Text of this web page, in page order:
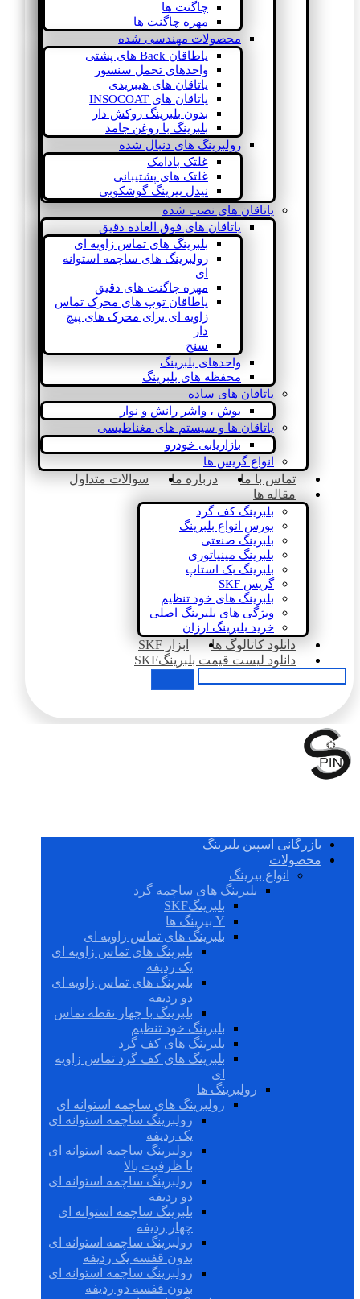
چاگنت ها
مهره چاگنت ها
محصولات مهندسی شده
یاطاقان Back های پشتی
واحدهای تحمل سنسور
یاتاقان های هیبریدی
یاتاقان های INSOCOAT
بدون بلبرینگ روکش دار
بلبرینگ با روغن جامد
رولبرینگ های دنبال شده
غلتک بادامک
غلتک های پشتیبانی
نیدل بیرینگ گوشکوبی
یاتاقان های نصب شده
یاتاقان های فوق العاده دقیق
بلبرینگ های تماس زاویه ای
رولبرینگ های ساچمه استوانه
ای
مهره چاگنت های دقیق
یاطاقان توپ های محرک تماس
زاویه ای برای محرک های پیچ
دار
سنج
واحدهای بلبرینگ
محفظه های بلبرینگ
یاتاقان های ساده
بوش ، واشر رانش و نوار
یاتاقان ها و سیستم های مغناطیسی
بازاریابی خودرو
انواع گریس ها
تماس با ما درباره ما
سوالات متداول
مقاله ها
بلبرینگ کف گرد
بورس انواع بلبرینگ
بلبرینگ صنعتی
بلبرینگ مینیاتوری
بلبرینگ بک استاپ
گریس SKF
بلبرینگ های خود تنظیم
ویژگی های بلبرینگ اصلی
خرید بلبرینگ ارزان
دانلود کاتالوگ ها
ابزار SKF
دانلود لیست قیمت بلبرینگSKF
بازرگانی اسپین بلبرینگ
محصولات
انواع بیرینگ
بلبرینگ های ساچمه گرد
بلبرینگSKF
Y بیرینگ ها
بلبرینگ های تماس زاویه ای
بلبرینگ های تماس زاویه ای
یک ردیفه
بلبرینگ های تماس زاویه ای
دو ردیفه
بلبرینگ با چهار نقطه تماس
بلبرینگ خود تنظیم
بلبرینگ های کف گرد
بلبرینگ های کف گرد تماس زاویه
ای
رولبرینگ ها
رولبرینگ های ساچمه استوانه ای
رولبرینگ ساچمه استوانه ای
یک ردیفه
رولبرینگ ساچمه استوانه ای
با ظرفیت بالا
رولبرینگ ساچمه استوانه ای
دو ردیفه
بلبرینگ ساچمه استوانه ای
چهار ردیفه
رولبرینگ ساچمه استوانه ای
بدون قفسه یک ردیفه
رولبرینگ ساچمه استوانه ای
بدون قفسه دو ردیفه